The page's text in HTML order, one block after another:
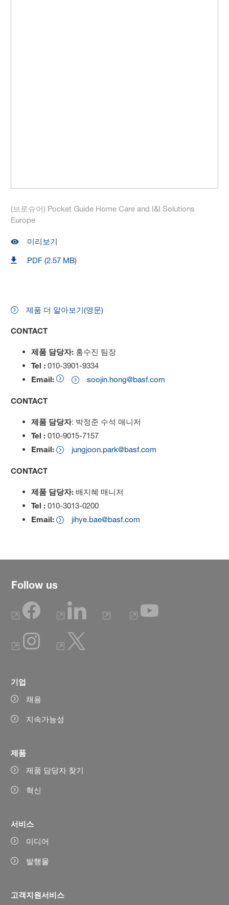
(브로슈어) Pocket Guide Home Care and I&I Solutions
Europe
미리보기
PDF (2.57 MB)
제품 더 알아보기(영문)
CONTACT
제품 담당자: 홍수진 팀장
Tel : 010-3901-9334
Email: soojin.hong@basf.com
CONTACT
제품 담당자: 박정준 수석 매니저
Tel : 010-9015-7157
Email: jungjoon.park@basf.com
CONTACT
제품 담당자: 배지혜 매니저
Tel : 010-3013-0200
Email: jihye.bae@basf.com
Follow us
기업
채용
지속가능성
제품
제품 담당자 찾기
혁신
서비스
미디어
발행물
고객지원서비스